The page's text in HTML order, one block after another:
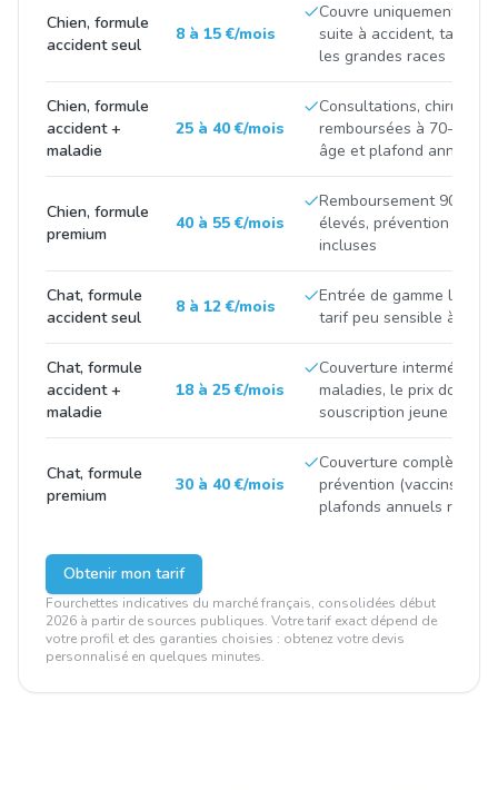
Chien, formule
accident seul
8 à 15 €/mois
Couvre uniquement les
suite à accident, tarif
les grandes races
Chien, formule
accident +
maladie
25 à 40 €/mois
Consultations,
remboursées à 70-90
âge et plafond annuel
Chien, formule
premium
40 à 55 €/mois
Remboursement 90-100
élevés, prévention et
incluses
Chat, formule
accident seul
8 à 12 €/mois
Entrée de gamme
tarif peu sensible à la
Chat, formule
accident +
maladie
18 à 25 €/mois
Couverture
maladies, le prix double
souscription jeune et
Chat, formule
premium
30 à 40 €/mois
Couverture complète
prévention (vaccins,
plafonds annuels
Obtenir mon tarif
Fourchettes indicatives du marché français, consolidées début
2026 à partir de sources publiques. Votre tarif exact dépend de
votre profil et des garanties choisies : obtenez votre devis
personnalisé en quelques minutes.